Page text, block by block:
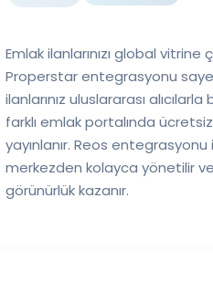
Emlak ilanlarınızı global vitrine
Properstar entegrasyonu
ilanlarınız uluslararası
farklı emlak portalında
yayınlanır. Reos entegrasyonu
merkezden kolayca yönetilir
görünürlük kazanır.